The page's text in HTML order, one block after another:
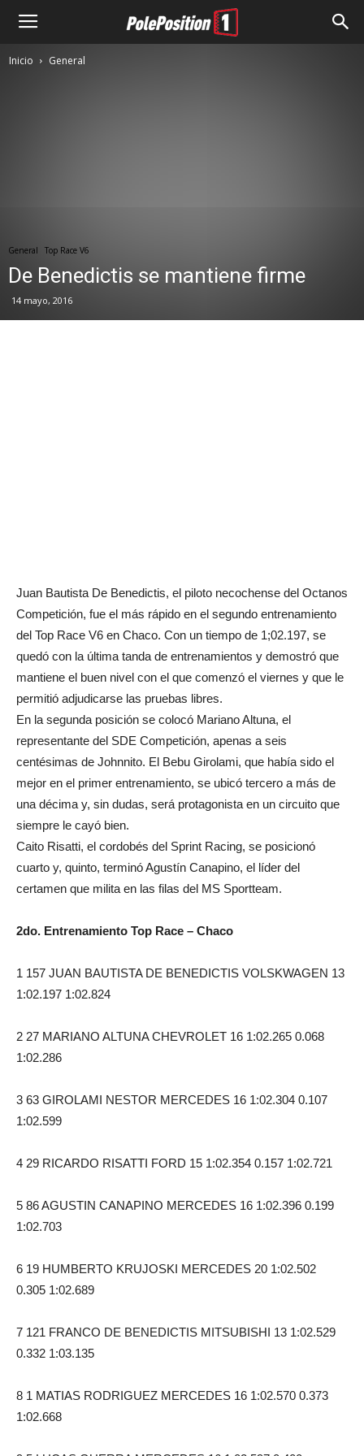
Inicio General
General Top Race V6
De Benedictis se mantiene firme
14 mayo, 2016
Juan Bautista De Benedictis, el piloto necochense del Octanos
Competición, fue el más rápido en el segundo entrenamiento
del Top Race V6 en Chaco. Con un tiempo de 1;02.197, se
quedó con la última tanda de entrenamientos y demostró que
mantiene el buen nivel con el que comenzó el viernes y que le
permitió adjudicarse las pruebas libres.
En la segunda posición se colocó Mariano Altuna, el
representante del SDE Competición, apenas a seis
centésimas de Johnnito. El Bebu Girolami, que había sido el
mejor en el primer entrenamiento, se ubicó tercero a más de
una décima y, sin dudas, será protagonista en un circuito que
siempre le cayó bien.
Caito Risatti, el cordobés del Sprint Racing, se posicionó
cuarto y, quinto, terminó Agustín Canapino, el líder del
certamen que milita en las filas del MS Sportteam.
2do. Entrenamiento Top Race – Chaco
1 157 JUAN BAUTISTA DE BENEDICTIS VOLSKWAGEN 13
1:02.197 1:02.824
2 27 MARIANO ALTUNA CHEVROLET 16 1:02.265 0.068
1:02.286
3 63 GIROLAMI NESTOR MERCEDES 16 1:02.304 0.107
1:02.599
4 29 RICARDO RISATTI FORD 15 1:02.354 0.157 1:02.721
5 86 AGUSTIN CANAPINO MERCEDES 16 1:02.396 0.199
1:02.703
6 19 HUMBERTO KRUJOSKI MERCEDES 20 1:02.502
0.305 1:02.689
7 121 FRANCO DE BENEDICTIS MITSUBISHI 13 1:02.529
0.332 1:03.135
8 1 MATIAS RODRIGUEZ MERCEDES 16 1:02.570 0.373
1:02.668